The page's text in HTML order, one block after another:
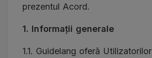
prezentul Acord.
1. Informații generale
1.1. Guidelang oferă Utilizatorilor